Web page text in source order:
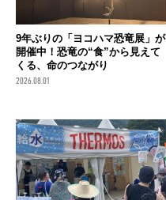
9年ぶりの「ヨコハマ恐竜展」が
開催中！恐竜の“食”から見えて
くる、命のつながり
2026.08.01